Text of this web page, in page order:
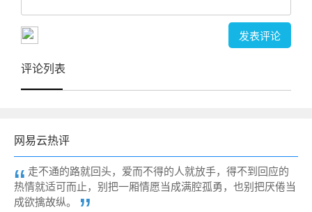
评论列表
网易云热评
走不通的路就回头，爱而不得的人就放手，得不到回应的
热情就适可而止，别把一厢情愿当成满腔孤勇，也别把厌倦当
成欲擒故纵。